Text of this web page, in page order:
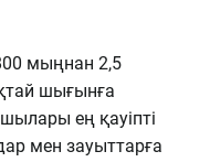
мыңнан 2,5
шығынға
ең қауіпті
мен зауыттарға